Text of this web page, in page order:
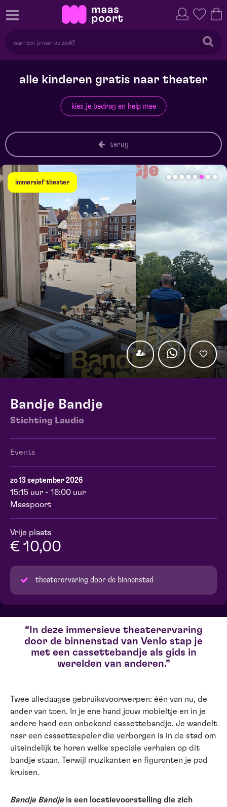
alle kinderen gratis naar theater
kies je bedrag en help mee
terug
immersief theater
Bandje Bandje
Stichting Laudio
Events
zo 13 september 2026
15:15 uur - 16:00 uur
Maaspoort
Vrije plaats
€ 10,00
theaterervaring door de binnenstad
In deze immersieve theaterervaring
door de binnenstad van Venlo stap je
met een cassettebandje als gids in
werelden van anderen.
Twee alledaagse gebruiksvoorwerpen: één van nu, de
ander van toen. In je ene hand jouw mobieltje en in je
andere hand een onbekend cassettebandje. Je wandelt
naar een cassettespeler die verborgen is in de stad om
uiteindelijk te horen welke speciale verhalen op dit
bandje staan. Terwijl muzikanten en figuranten je pad
kruisen.
Bandje Bandjeis een locatievoorstelling die zich